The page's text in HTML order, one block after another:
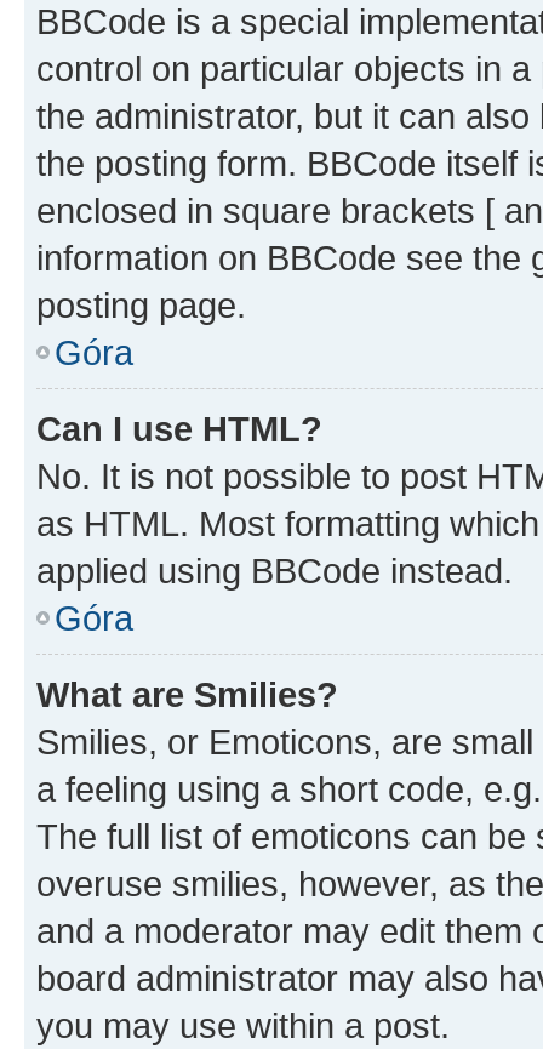
BBCode is a special
control on particular objects in
the administrator, but it can
the posting form. BBCode itself
enclosed in square brackets [
information on BBCode see
posting page.
Góra
Can I use HTML?
No. It is not possible to post
as HTML. Most formatting
applied using BBCode instead.
Góra
What are Smilies?
Smilies, or Emoticons, are
a feeling using a short code,
The full list of emoticons can
overuse smilies, however, as
and a moderator may edit them
board administrator may also
you may use within a post.